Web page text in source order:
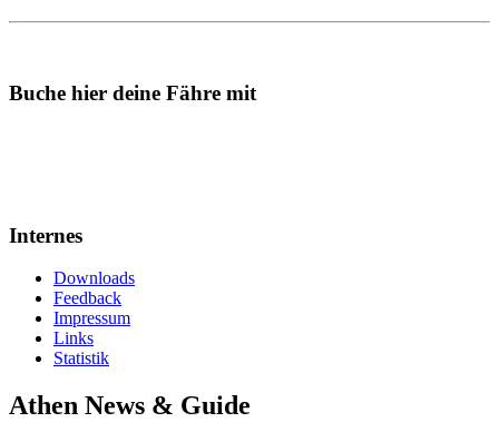
Buche hier deine Fähre mit
Internes
Downloads
Feedback
Impressum
Links
Statistik
Athen News & Guide